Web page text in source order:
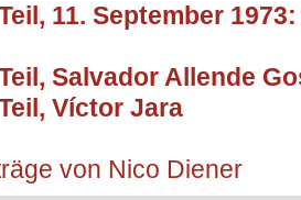
11. September
Salvador Allende
Víctor Jara
von Nico Diener